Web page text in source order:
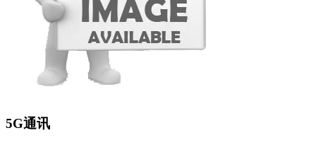
5G通讯